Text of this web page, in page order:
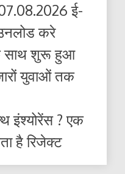
ई-
करे
साथ शुरू हुआ
युवाओं तक
इंश्योरेंस ? एक
है रिजेक्ट